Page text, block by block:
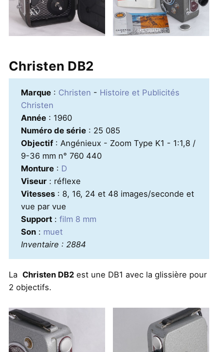
Christen DB2
Marque: Christen - Histoire et Publicités
Christen
Année: 1960
Numéro de série: 25 085
Objectif: Angénieux - Zoom Type K1 - 1:1,8 /
9-36 mm n° 760 440
Monture: D
Viseur: réflexe
Vitesses: 8, 16, 24 et 48 images/seconde et
vue par vue
Support: film 8 mm
Son: muet
Inventaire : 2884
La Christen DB2est une DB1 avec la glissière pour
2 objectifs.